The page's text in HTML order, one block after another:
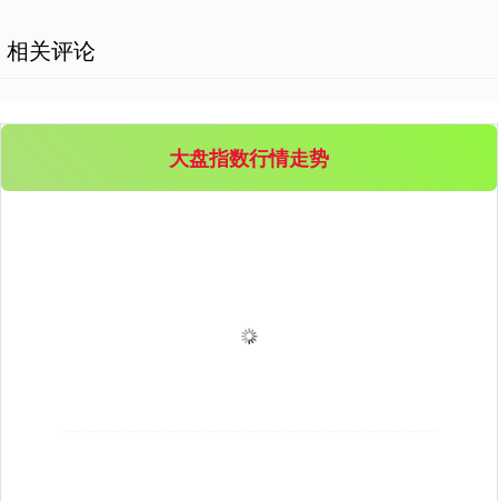
相关评论
大盘指数行情走势